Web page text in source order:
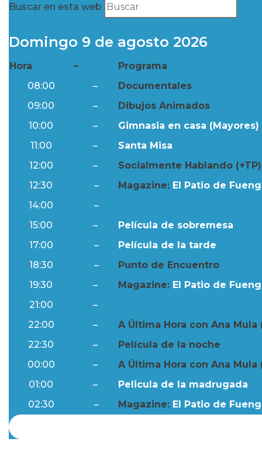
Buscar en esta web
Domingo 9 de agosto 2026
Hora –
Programa
08:00
–
Documentales
09:00
–
Dibujos Animados
10:00
–
Gimnasia en casa (Mayores)
11:00
–
Santa Misa
12:00
–
Socialmente Hablando (+TP)
12:30
– Magazine: El Patio de
14:00
–
15:00
–
Película de sobremesa
17:00
–
Película de la tarde
18:30
–
Punto de Encuentro
19:30
– Magazine: El Patio de
21:00
–
22:00
–
A Última Hora con Ana Mula
22:30
–
Película de la noche
00:00
–
A Última Hora con Ana Mula
01:00
–
Pelicula de la madrugada
02:30
– Magazine: El Patio de